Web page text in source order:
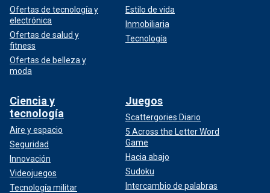
Ofertas de tecnología y
electrónica
Ofertas de salud y
fitness
Ofertas de belleza y
moda
Estilo de vida
Inmobiliaria
Tecnología
Ciencia y
tecnología
Aire y espacio
Seguridad
Innovación
Videojuegos
Tecnología militar
Juegos
Scattergories Diario
5 Across the Letter Word
Game
Hacia abajo
Sudoku
Intercambio de palabras